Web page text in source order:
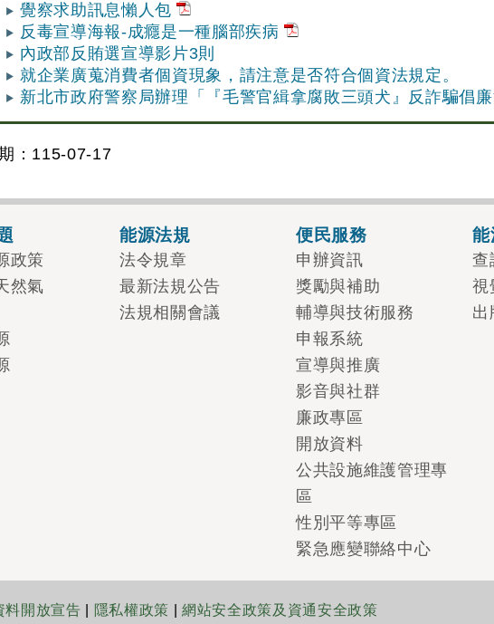
覺察求助訊息懶人包
反毒宣導海報-成癮是一種腦部疾病
內政部反賄選宣導影片3則
就企業廣蒐消費者個資現象，請注意是否符合個資法規定。
新北市政府警察局辦理「『毛警官緝拿腐敗三頭犬』反詐騙倡
：115-07-17
政策
然氣
能源法規
法令規章
最新法規公告
法規相關會議
便民服務
申辦資訊
獎勵與補助
輔導與技術服務
申報系統
宣導與推廣
影音與社群
廉政專區
開放資料
公共設施維護管理專
區
性別平等專區
緊急應變聯絡中心
能
查
視
出
料開放宣告 隱私權政策 |網站安全政策及資通安全政策